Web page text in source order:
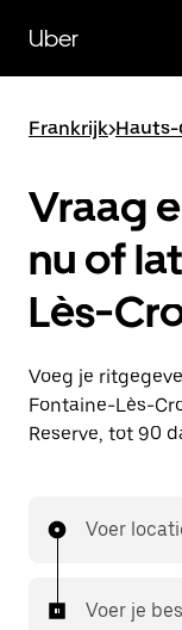
naar
hoofdinhoud
Uber
Frankrijk>
Vraag
nu of
Lès-
Voeg je
Fontaine-Lès-
Reserve, tot 90
Voer
Voer je